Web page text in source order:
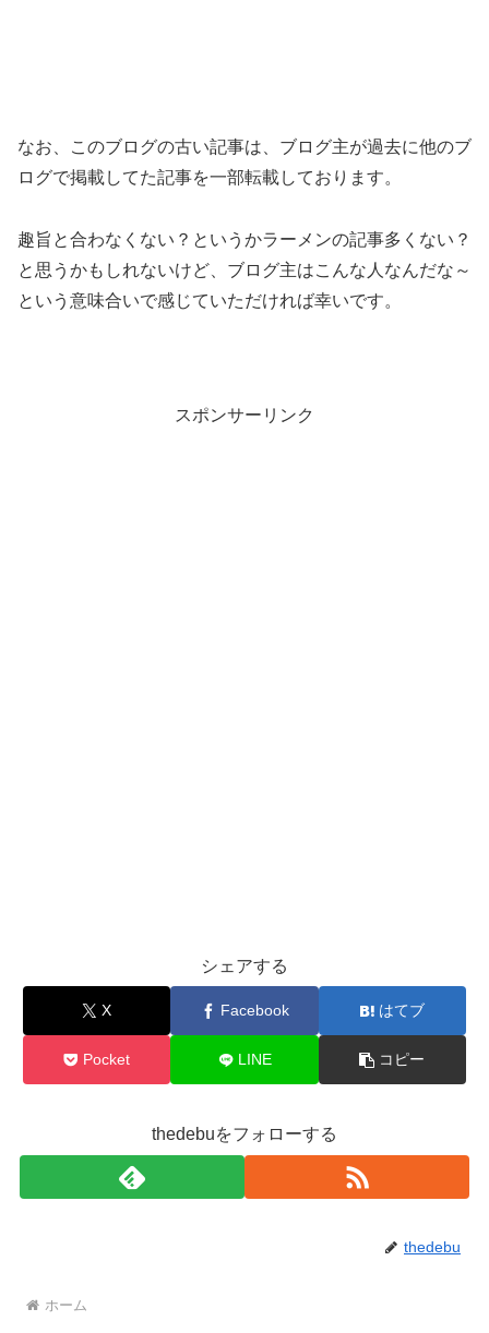
なお、このブログの古い記事は、ブログ主が過去に他のブ
ログで掲載してた記事を一部転載しております。
趣旨と合わなくない？というかラーメンの記事多くない？
と思うかもしれないけど、ブログ主はこんな人なんだな～
という意味合いで感じていただければ幸いです。
スポンサーリンク
シェアする
X Facebook はてブ
Pocket LINE コピー
thedebuをフォローする
thedebu
ホーム